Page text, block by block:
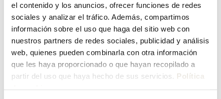
el contenido y los anuncios, ofrecer funciones de redes
sociales y analizar el tráfico. Además, compartimos
información sobre el uso que haga del sitio web con
nuestros partners de redes sociales, publicidad y análisis
web, quienes pueden combinarla con otra información
que les haya proporcionado o que hayan recopilado a
partir del uso que haya hecho de sus servicios. Política
¿Has olvidado tu contraseña?